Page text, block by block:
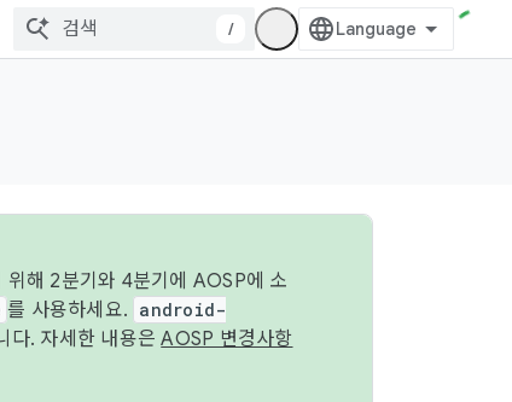
/
해 2분기와 4분기에 AOSP에 소
를 사용하세요. android-
다. 자세한 내용은AOSP 변경사항